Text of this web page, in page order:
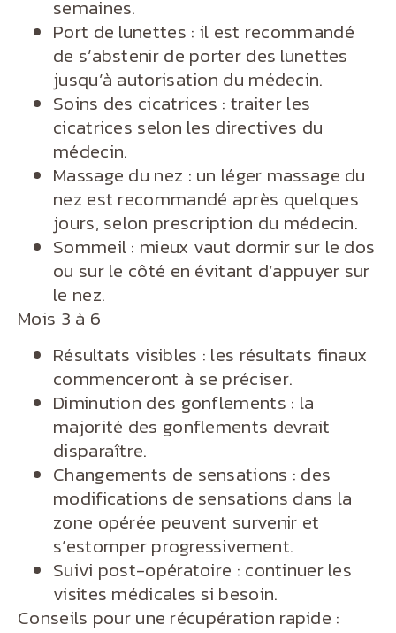
semaines.
Port de lunettes : il est recommandé
de s’abstenir de porter des lunettes
jusqu’à autorisation du médecin.
Soins des cicatrices : traiter les
cicatrices selon les directives du
médecin.
Massage du nez : un léger massage du
nez est recommandé après quelques
jours, selon prescription du médecin.
Sommeil : mieux vaut dormir sur le dos
ou sur le côté en évitant d’appuyer sur
le nez.
Mois 3 à 6
Résultats visibles : les résultats finaux
commenceront à se préciser.
Diminution des gonflements : la
majorité des gonflements devrait
disparaître.
Changements de sensations : des
modifications de sensations dans la
zone opérée peuvent survenir et
s’estomper progressivement.
Suivi post-opératoire : continuer les
visites médicales si besoin.
Conseils pour une récupération rapide :